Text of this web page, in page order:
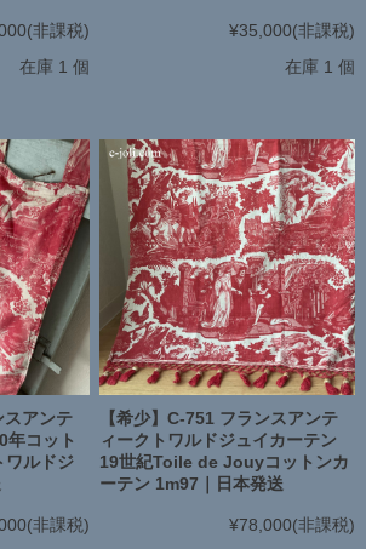
(非課税)
在庫 1 個
¥35,000(非課税)
在庫 1 個
スアンテ
コット
ルドジ
(非課税)
【希少】C-751 フランスアンテ
ィークトワルドジュイカーテン
19世紀Toile de Jouyコットンカ
ーテン 1m97｜日本発送
¥78,000(非課税)